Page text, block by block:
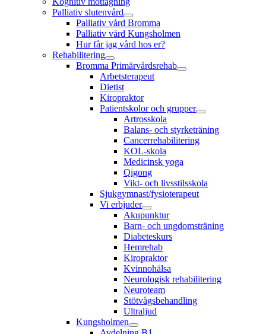
Palliativ slutenvård
Palliativ vård Bromma
Palliativ vård Kungsholmen
Hur får jag vård hos er?
Rehabilitering
Bromma Primärvårdsrehab
Arbetsterapeut
Dietist
Kiropraktor
Patientskolor och grupper
Artrosskola
Balans- och styrketräning
Cancerrehabilitering
KOL-skola
Medicinsk yoga
Qigong
Vikt- och livsstilsskola
Sjukgymnast/fysioterapeut
Vi erbjuder
Akupunktur
Barn- och ungdomsträning
Diabeteskurs
Hemrehab
Kiropraktor
Kvinnohälsa
Neurologisk rehabilitering
Neuroteam
Stötvågsbehandling
Ultraljud
Kungsholmen